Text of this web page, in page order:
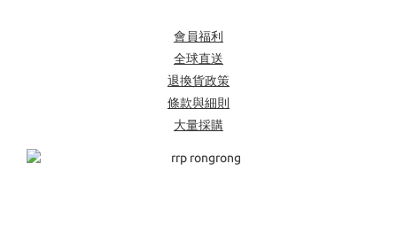
會員福利
全球直送
退換貨政策
條款與細則
大量採購